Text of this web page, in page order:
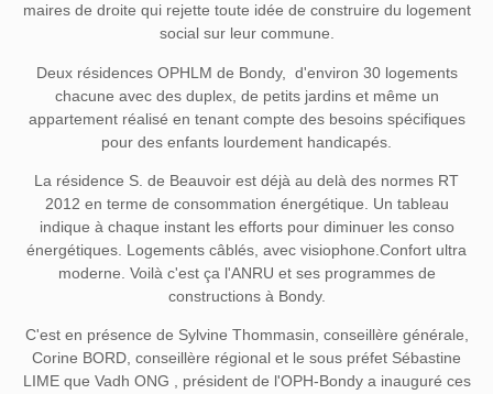
maires de droite qui rejette toute idée de construire du logement
social sur leur commune.
Deux résidences OPHLM de Bondy, d'environ 30 logements
chacune avec des duplex, de petits jardins et même un
appartement réalisé en tenant compte des besoins spécifiques
pour des enfants lourdement handicapés.
La résidence S. de Beauvoir est déjà au delà des normes RT
2012 en terme de consommation énergétique. Un tableau
indique à chaque instant les efforts pour diminuer les conso
énergétiques. Logements câblés, avec visiophone.Confort ultra
moderne. Voilà c'est ça l'ANRU et ses programmes de
constructions à Bondy.
C'est en présence de Sylvine Thommasin, conseillère générale,
Corine BORD, conseillère régional et le sous préfet Sébastine
LIME que Vadh ONG , président de l'OPH-Bondy a inauguré ces